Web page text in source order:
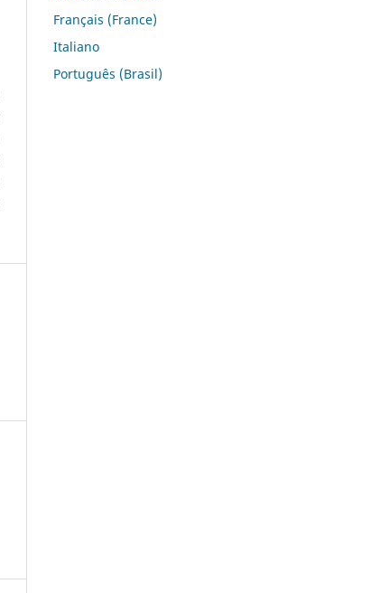
Français (France)
Italiano
Português (Brasil)